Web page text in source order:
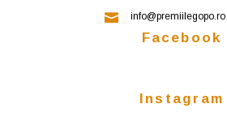
Facebook
Instagram